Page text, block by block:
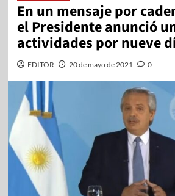
En un mensaje por
el Presidente anunció
actividades por nueve
EDITOR 20 de mayo de 2021 0